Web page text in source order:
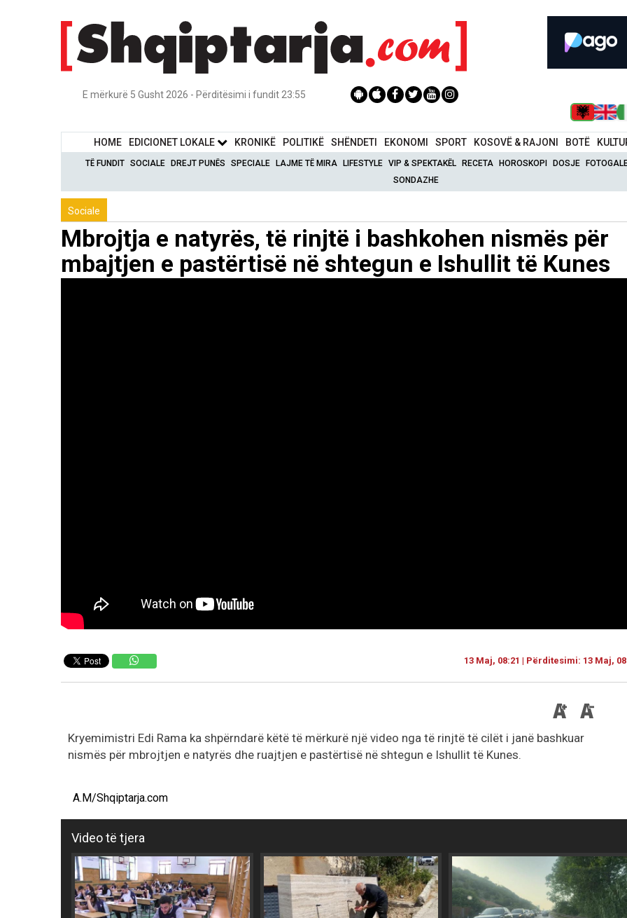
E mërkurë 5 Gusht 2026 - Përditësimi i fundit 23:55
HOME EDICIONET LOKALE KRONIKË POLITIKË SHËNDETI EKONOMI SPORT KOSOVË & RAJONI BOTË
TË FUNDIT SOCIALE DREJT PUNËS SPECIALE LAJME TË MIRA LIFESTYLE VIP & SPEKTAKËL RECETA HOROSKOPI DOSJE
SONDAZHE
Sociale
Mbrojtja e natyrës, të rinjtë i bashkohen nismës për
mbajtjen e pastërtisë në shtegun e Ishullit të Kunes
13 Maj, 08:21 | Përditesimi: 13 Maj,
Kryemimistri Edi Rama ka shpërndarë këtë të mërkurë një video nga të rinjtë të cilët i janë bashkuar
nismës për mbrojtjen e natyrës dhe ruajtjen e pastërtisë në shtegun e Ishullit të Kunes.
A.M/Shqiptarja.com
Video të tjera